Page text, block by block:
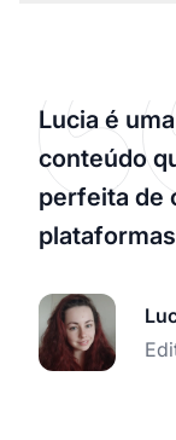
Lucia é
conteúdo
perfeita de